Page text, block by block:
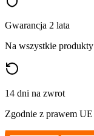
Gwarancja 2 lata
Na wszystkie produkty
14 dni na zwrot
Zgodnie z prawem UE